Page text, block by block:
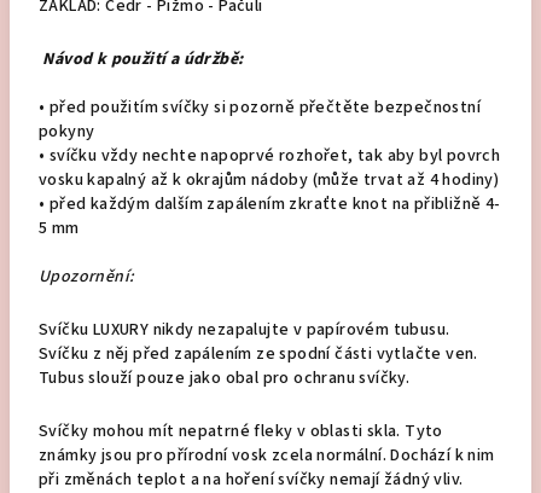
ZÁKLAD: Cedr - Pižmo - Pačuli
Návod k použitía údržbě:
• před použitím svíčky si pozorně přečtěte bezpečnostní
pokyny
• svíčku vždy nechte napoprvé rozhořet, tak aby byl povrch
vosku kapalný až k okrajům nádoby (může trvat až 4 hodiny)
• před každým dalším zapálením zkraťte knot na přibližně 4-
5 mm
Upozornění:
Svíčku LUXURY nikdy nezapalujte v papírovém tubusu.
Svíčku z něj před zapálením ze spodní části vytlačte ven.
Tubus slouží pouze jako obal pro ochranu svíčky.
Svíčky mohou mít nepatrné fleky v oblasti skla. Tyto
známky jsou pro přírodní vosk zcela normální. Dochází k nim
při změnách teplot a na hoření svíčky nemají žádný vliv.